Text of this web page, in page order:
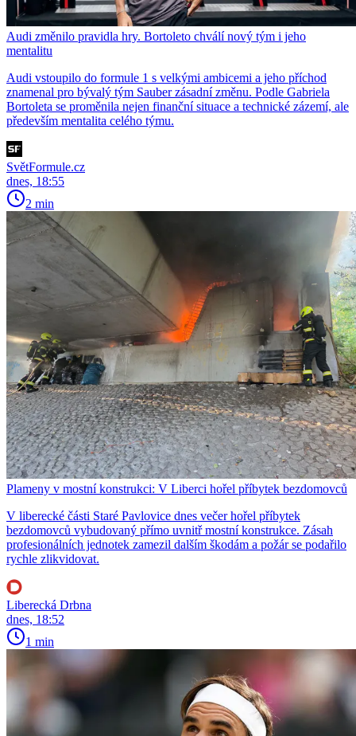
Audi změnilo pravidla hry. Bortoleto chválí nový tým i jeho
mentalitu
Audi vstoupilo do formule 1 s velkými ambicemi a jeho příchod
znamenal pro bývalý tým Sauber zásadní změnu. Podle Gabriela
Bortoleta se proměnila nejen finanční situace a technické zázemí, ale
především mentalita celého týmu.
SvětFormule.cz
dnes, 18:55
2 min
Plameny v mostní konstrukci: V Liberci hořel příbytek bezdomovců
V liberecké části Staré Pavlovice dnes večer hořel příbytek
bezdomovců vybudovaný přímo uvnitř mostní konstrukce. Zásah
profesionálních jednotek zamezil dalším škodám a požár se podařilo
rychle zlikvidovat.
Liberecká Drbna
dnes, 18:52
1 min